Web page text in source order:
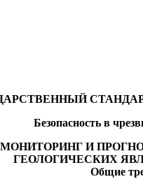
Безопасность в
МОНИТОРИНГ И
ГЕОЛОГИЧЕСКИХ
Общие